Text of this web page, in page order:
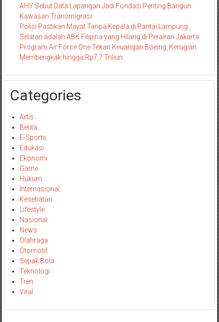
AHY Sebut Data Lapangan Jadi Fondasi Penting Bangun
Kawasan Transmigrasi
Polisi Pastikan Mayat Tanpa Kepala di Pantai Lampung
Selatan adalah ABK Filipina yang Hilang di Perairan Jakarta
Program Air Force One Tekan Keuangan Boeing, Kerugian
Membengkak hingga Rp7,7 Triliun
Categories
Artis
Berita
E-Sports
Edukasi
Ekonomi
Game
Hukum
Internasional
Kesehatan
Lifestyle
Nasional
News
Olahraga
Otomotif
Sepak Bola
Teknologi
Tren
Viral